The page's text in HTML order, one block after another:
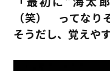
（笑） ってなり
そうだし、覚えや